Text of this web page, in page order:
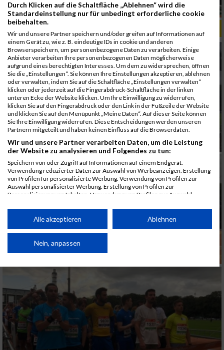
Durch Klicken auf die Schaltfläche „Ablehnen“ wird die
Standardeinstellung nur für unbedingt erforderliche cookie
beibehalten.
Wir und unsere Partner speichern und/oder greifen auf Informationen auf
einem Gerät zu, wie z. B. eindeutige IDs in cookie und anderen
Browserspeichern, um personenbezogene Daten zu verarbeiten. Einige
Anbieter verarbeiten Ihre personenbezogenen Daten möglicherweise
aufgrund eines berechtigten Interesses. Um dem zu widersprechen, öffnen
Sie die „Einstellungen“. Sie können Ihre Einstellungen akzeptieren, ablehnen
oder verwalten, indem Sie auf die Schaltfläche „Einstellungen verwalten“
klicken oder jederzeit auf die Fingerabdruck-Schaltfläche in der linken
unteren Ecke der Website klicken. Um Ihre Einwilligung zu widerrufen,
klicken Sie auf den Fingerabdruck oder den Link in der Fußzeile der Website
und klicken Sie auf den Menüpunkt „Meine Daten“. Auf dieser Seite können
Sie Ihre Einwilligung widerrufen. Diese Entscheidungen werden unseren
Partnern mitgeteilt und haben keinen Einfluss auf die Browserdaten.
Wir und unsere Partner verarbeiten Daten, um die Leistung
der Website zu analysieren und Folgendes zu tun:
Speichern von oder Zugriff auf Informationen auf einem Endgerät.
Verwendung reduzierter Daten zur Auswahl von Werbeanzeigen. Erstellung
von Profilen für personalisierte Werbung. Verwendung von Profilen zur
Auswahl personalisierter Werbung. Erstellung von Profilen zur
Personalisierung von Inhalten. Verwendung von Profilen zur Auswahl
Performance von Inhalten. Analyse von Zielgruppen durch Statistiken oder
Kombinationen von Daten aus verschiedenen Quellen. Entwicklung und
von Inhalten.
Daten können außerhalb der Europäischen Union weitergegeben und in die
Partnerliste anzeigen (1 IAB-Anbieter)
Wir nutzen Ihre Daten für folgende Zwecke:
IAB-Verarbeitungszwecke:
Speichern von oder Zugriff auf Informationen
auf einem Endgerät
Alle akzeptieren Ablehnen
Nein, anpassen